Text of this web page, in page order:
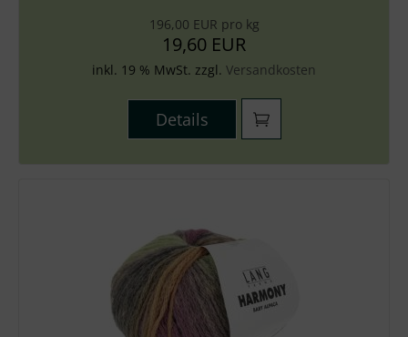
196,00 EUR pro kg
19,60 EUR
inkl. 19 % MwSt. zzgl. Versandkosten
Details